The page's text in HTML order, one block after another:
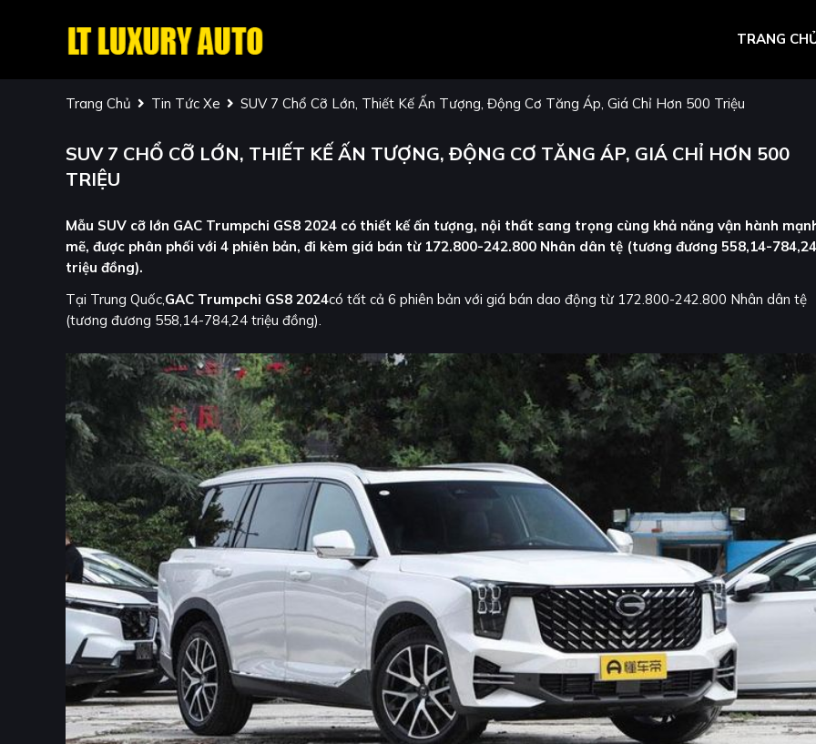
TRANG
Trang Chủ Tin Tức Xe SUV 7 Chổ Cỡ Lớn, Thiết Kế Ấn Tượng, Động Cơ Tăng Áp, Giá Chỉ Hơn 500 Triệu
SUV 7 CHỔ CỠ LỚN, THIẾT KẾ ẤN TƯỢNG, ĐỘNG CƠ TĂNG ÁP, GIÁ CHỈ HƠN 500
TRIỆU
Mẫu SUV cỡ lớn GAC Trumpchi GS8 2024 có thiết kế ấn tượng, nội thất sang trọng cùng khả năng vận hành
mẽ, được phân phối với 4 phiên bản, đi kèm giá bán từ 172.800-242.800 Nhân dân tệ (tương đương 558,14-784,24
triệu đồng).
Tại Trung Quốc,GAC Trumpchi GS8 2024có tất cả 6 phiên bản với giá bán dao động từ 172.800-242.800 Nhân dân tệ
(tương đương 558,14-784,24 triệu đồng).